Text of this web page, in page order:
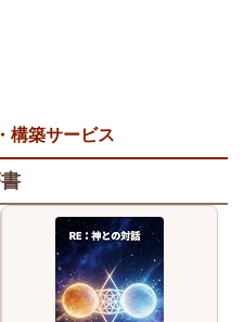
構築サービス